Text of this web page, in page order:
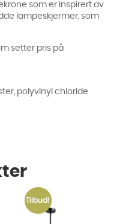
som er inspirert av
lampeskjermer, som
setter pris på
polyvinyl chloride
Tilbud!